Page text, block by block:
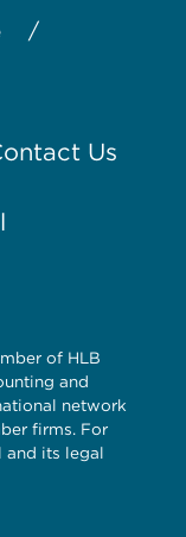
/
Us
of HLB
and
network
firms. For
and its legal